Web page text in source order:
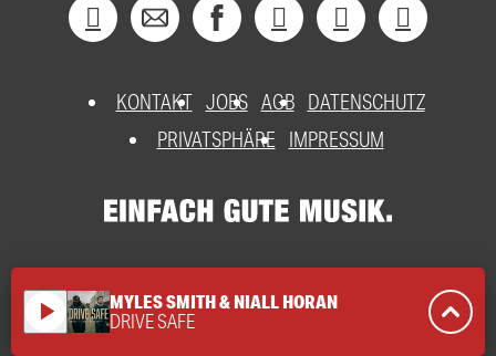
KONTAKT JOBS AGB DATENSCHUTZ
PRIVATSPHÄRE
IMPRESSUM
play_arrow MYLES SMITH & NIALL HORAN
DRIVE SAFE